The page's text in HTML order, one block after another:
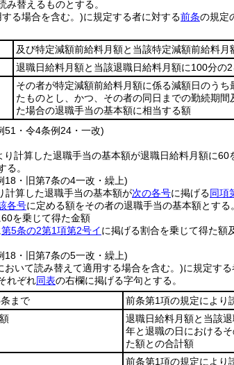
替えるものとする。
る場合を含む。)に規定する者に対する前条の規定
及び特定減額前給料月額と当該特定減額前給料
退職日給料月額と当該退職日給料月額に100分の2
その者が特定減額前給料月額に係る減額日のう
たものとし、かつ、その者の同日までの勤続期
た場合の退職手当の基本額に相当する額
51・令4条例24・一改)
り計算した退職手当の基本額が退職日給料月額に
。
・旧第7条の4一改・繰上)
計算した退職手当の基本額が次の各号に掲げる同項
各号に定める額をその者の退職手当の基本額とする。
を乗じて得た金額
第5条の2第1項第2号イに掲げる割合を乗じて得た額
・旧第7条の5一改・繰上)
おいて読み替えて適用する場合を含む。)に規定す
れぞれ同表の右欄に掲げる字句とする。
まで
前条第1項の規定により
退職日給料月額と当該
年と退職の日における
た額との合計額
前条第1項の規定により